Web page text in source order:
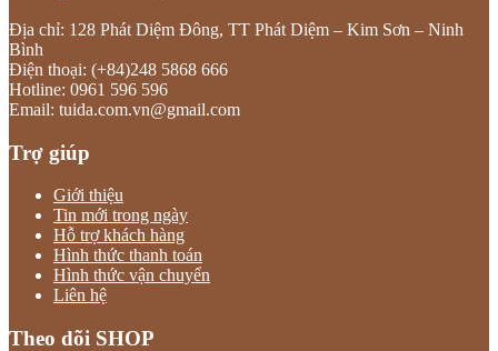
Địa chỉ: 128 Phát Diệm Đông, TT Phát Diệm – Kim Sơn – Ninh
Bình
Điện thoại: (+84)248 5868 666
Hotline: 0961 596 596
Email: tuida.com.vn@gmail.com
Trợ giúp
Giới thiệu
Tin mới trong ngày
Hỗ trợ khách hàng
Hình thức thanh toán
Hình thức vận chuyển
Liên hệ
Theo dõi SHOP